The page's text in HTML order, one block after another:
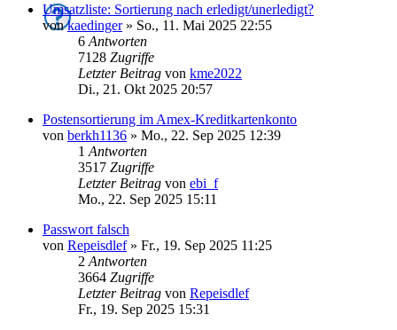
Umsatzliste: Sortierung nach erledigt/unerledigt?
vonkaedinger» So., 11. Mai 2025 22:55
6 Antworten
7128 Zugriffe
Letzter Beitrag von kme2022
Di., 21. Okt 2025 20:57
Postensortierung im Amex-Kreditkartenkonto
von berkh1136 » Mo., 22. Sep 2025 12:39
1 Antworten
3517 Zugriffe
Letzter Beitrag von ebi_f
Mo., 22. Sep 2025 15:11
Passwort falsch
von Repeisdlef» Fr., 19. Sep 2025 11:25
2 Antworten
3664 Zugriffe
Letzter Beitrag von Repeisdlef
Fr., 19. Sep 2025 15:31